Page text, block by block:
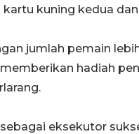
kuning kedua
jumlah pemain
hadiah
eksekutor